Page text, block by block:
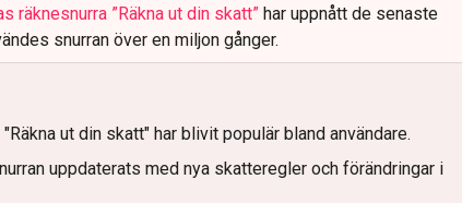
räknesnurra ”Räkna ut din skatt”har uppnått de senaste
snurran över en miljon gånger.
ut din skatt" har blivit populär bland användare.
uppdaterats med nya skatteregler och förändringar i